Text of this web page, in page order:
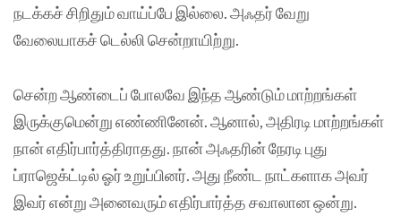
நடக்கச் சிறிதும் வாய்ப்பே இல்லை. அஃதர் வேறு
வேலையாகச் டெல்லி சென்றாயிற்று.
சென்ற ஆண்டைப் போலவே இந்த ஆண்டும் மாற்றங்கள்
இருக்குமென்று எண்ணினேன். ஆனால், அதிரடி மாற்றங்கள்
நான் எதிர்பார்த்திராதது. நான் அஃதரின் நேரடி புது
ப்ராஜெக்ட்டில் ஓர் உறுப்பினர். அது நீண்ட நாட்களாக அவர்
இவர் என்று அனைவரும் எதிர்பார்த்த சவாலான ஒன்று.